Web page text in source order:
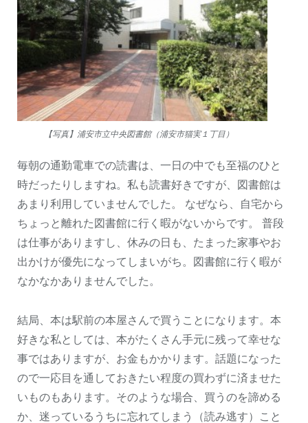
【写真】浦安市立中央図書館（浦安市猫実１丁目）
毎朝の通勤電車での読書は、一日の中でも至福のひと
時だったりしますね。私も読書好きですが、図書館は
あまり利用していませんでした。 なぜなら、自宅から
ちょっと離れた図書館に行く暇がないからです。 普段
は仕事がありますし、休みの日も、たまった家事やお
出かけが優先になってしまいがち。図書館に行く暇が
なかなかありませんでした。
結局、本は駅前の本屋さんで買うことになります。本
好きな私としては、本がたくさん手元に残って幸せな
事ではありますが、お金もかかります。話題になった
ので一応目を通しておきたい程度の買わずに済ませた
いものもあります。そのような場合、買うのを諦める
か、迷っているうちに忘れてしまう（読み逃す）こと